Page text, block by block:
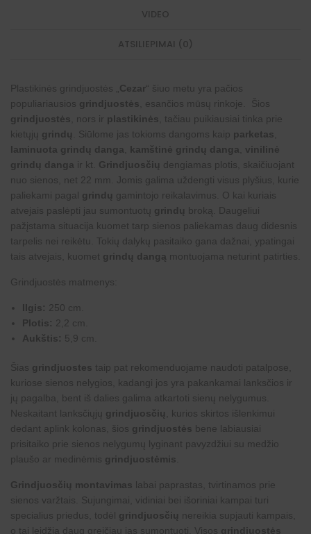
VIDEO
ATSILIEPIMAI (0)
Plastikinės grindjuostės „Cezar“ šiuo metu yra pačios
populiariausios grindjuostės , esančios mūsų rinkoje. Šios
grindjuostės , nors ir plastikinės , tačiau puikiausiai tinka prie
kietųjų grindų . Siūlome jas tokioms dangoms kaip parketas
laminuota grindų danga
kamštinė grindų danga
vinilinė
grindų danga ir kt. Grindjuosčių dengiamas plotis, skaičiuojant
nuo sienos, net 22 mm. Jomis galima uždengti visus plyšius, kurie
paliekami pagal grindų gamintojo reikalavimus. O kai kuriais
atvejais paslėpti jau sumontuotų grindų broką. Daugeliui
pažįstama situacija kuomet tarp sienos paliekamas daug didesnis
tarpelis nei reikėtu. Tokių dalykų pasitaiko gana dažnai, ypatingai
tais atvejais, kuomet grindų dangą montuojama neturint patirties.
Grindjuostės matmenys:
Ilgis: 250 cm.
Plotis: 2,2 cm.
Aukštis: 5,9 cm.
Šias grindjuostes taip pat rekomenduojame naudoti patalpose,
kuriose sienos nelygios, kadangi jos yra pakankamai lanksčios ir
jų pagalba, bent iš dalies galima atkartoti sienų nelygumus.
Neskaitant lanksčiųjų grindjuosčių
, kurios skirtos išlenkimui
dedant aplink kolonas, šios grindjuostės bene labiausiai
prisitaiko prie sienos nelygumų lyginant pavyzdžiui su medžio
plaušo ar medinėmis grindjuostėmis
Grindjuosčių montavimas labai paprastas, tvirtinamos prie
sienos varžtais. Sujungimai, vidiniai bei išoriniai kampai turi
specialius priedus, todėl grindjuosčių nereikia supjauti kampais,
o tai leidžia daug greičiau jas sumontuoti. Visos grindjuostės